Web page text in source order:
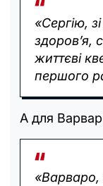
«Сергію,
здоров’я,
життєві
першого
А для
«Варваро,